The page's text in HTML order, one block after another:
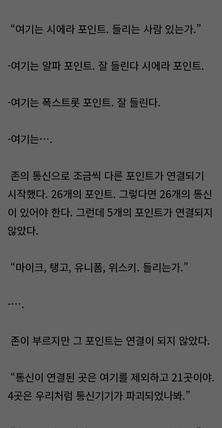
“여기는 시에라 포인트. 들리는 사람 있는가.”
-여기는 알파 포인트. 잘 들린다 시에라 포인트.
-여기는 폭스트롯 포인트. 잘 들린다.
-여기는….
존의 통신으로 조금씩 다른 포인트가 연결되기
시작했다. 26개의 포인트. 그렇다면 26개의 통신
이 있어야 한다. 그런데 5개의 포인트가 연결되지
않았다.
“마이크, 탱고, 유니폼, 위스키. 들리는가.”
-….
존이 부르지만 그 포인트는 연결이 되지 않았다.
“통신이 연결된 곳은 여기를 제외하고 21곳이야.
4곳은 우리처럼 통신기기가 파괴되었나봐.”